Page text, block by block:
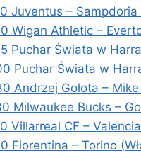
Juventus – Sampdoria
Wigan Athletic –
Puchar Świata w
Puchar Świata w
Andrzej Gołota –
Milwaukee Bucks –
Villarreal CF –
Fiorentina – Torino